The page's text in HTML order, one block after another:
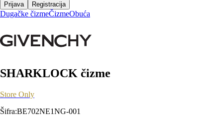
Prijava Registracija
Dugačke čizmeČizmeObuća
SHARKLOCK čizme
Store Only
Šifra:BE702NE1NG-001